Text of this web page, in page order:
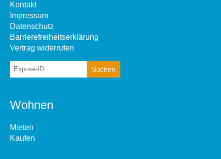
Kontakt
Impressum
Datenschutz
Barrierefreiheitserklärung
Vertrag widerrufen
Wohnen
Mieten
Kaufen